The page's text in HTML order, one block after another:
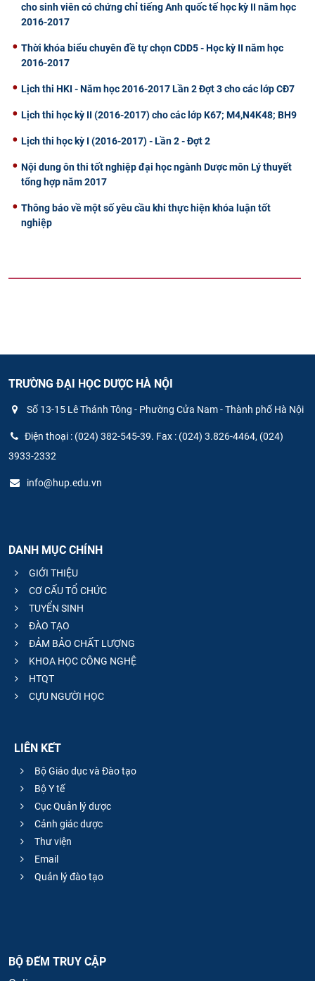
cho sinh viên có chứng chỉ tiếng Anh quốc tế học kỳ II năm học
2016-2017
Thời khóa biểu chuyên đề tự chọn CDD5 - Học kỳ II năm học
2016-2017
Lịch thi HKI - Năm học 2016-2017 Lần 2 Đợt 3 cho các lớp CĐ7
Lịch thi học kỳ II (2016-2017) cho các lớp K67; M4,N4K48; BH9
Lịch thi học kỳ I (2016-2017) - Lần 2 - Đợt 2
Nội dung ôn thi tốt nghiệp đại học ngành Dược môn Lý thuyết
tổng hợp năm 2017
Thông báo về một số yêu cầu khi thực hiện khóa luận tốt
nghiệp
TRƯỜNG ĐẠI HỌC DƯỢC HÀ NỘI
Số 13-15 Lê Thánh Tông - Phường Cửa Nam - Thành phố Hà Nội
Điện thoại : (024) 382-545-39. Fax : (024) 3.826-4464, (024)
3933-2332
info@hup.edu.vn
DANH MỤC CHÍNH
GIỚI THIỆU
CƠ CẤU TỔ CHỨC
TUYỂN SINH
ĐÀO TẠO
ĐẢM BẢO CHẤT LƯỢNG
KHOA HỌC CÔNG NGHỆ
HTQT
CỰU NGƯỜI HỌC
LIÊN KẾT
Bộ Giáo dục và Đào tạo
Bộ Y tế
Cục Quản lý dược
Cảnh giác dược
Thư viện
Email
Quản lý đào tạo
BỘ ĐẾM TRUY CẬP